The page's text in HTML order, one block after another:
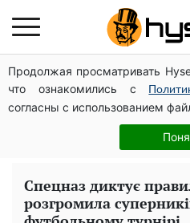
Продолжая просматривать
что ознакомились с
согласны с использованием
Повністю гола Анна
таких розмірів ви ще не
Такої закуски завжди
помідорів по-корейськи із
морквою на зиму
Спецназ диктує
розгромила